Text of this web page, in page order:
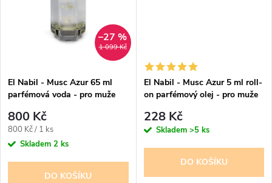
1 099 Kč
–27 %
El Nabil - Musc Azur 65 ml
parfémová voda - pro muže
800 Kč
Měrná
cena:
800 Kč / 1 ks
Skladem 2 ks
DO KOŠÍKU
El Nabil - Musc Azur 5 ml roll-
on parfémový olej - pro muže
228 Kč
Skladem >5 ks
DO KOŠÍKU